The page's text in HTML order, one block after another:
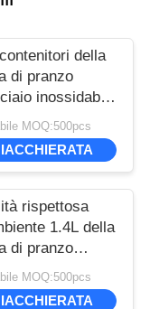
Pico 4's
dial in the IPD
is smooth, and
the difference.
Highly
it up
is fantastic
The manual
that sweet spot
eye strain
della
di pranzo
inossidabile
esterno del
pp
MOQ:500pcs
rispettosa
1.4L della
di pranzo
inossidabile
strato
MOQ:500pcs